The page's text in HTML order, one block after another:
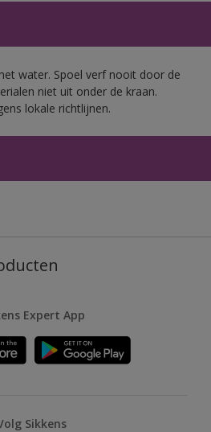
water. Spoel verf nooit door de
niet uit onder de kraan.
lokale richtlijnen.
Expert App
Sikkens